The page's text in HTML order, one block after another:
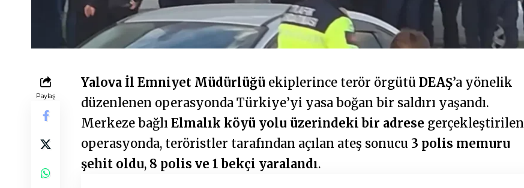
Paylaş
Yalova İl Emniyet Müdürlüğü ekiplerince terör örgütüDEAŞ’a yönelik
düzenlenen operasyonda Türkiye’yi yasa boğan bir saldırı yaşandı.
Merkeze bağlıElmalık köyü yolu üzerindeki bir adrese gerçekleştirilen
operasyonda, teröristler tarafından açılan ateş sonucu 3 polis memuru
şehit oldu, 8 polis ve 1 bekçi yaralandı.